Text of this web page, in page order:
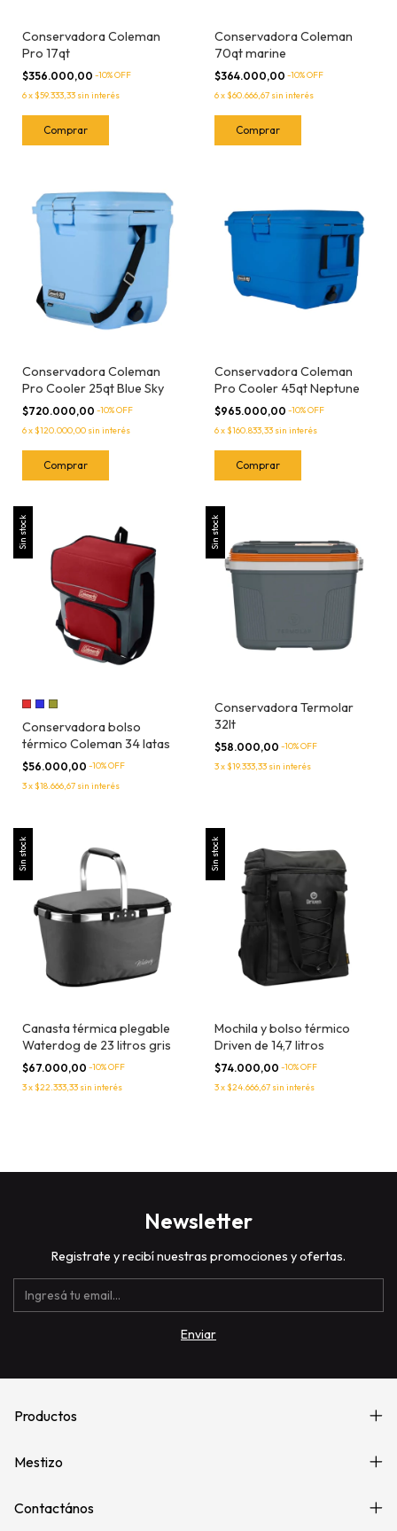
Conservadora Coleman
Pro 17qt
$356.000,00 -10% OFF
6x$59.333,33 sin interés
Conservadora Coleman
70qt marine
$364.000,00 -10% OFF
6x$60.666,67 sin interés
Conservadora Coleman
Pro Cooler 25qt Blue Sky
$720.000,00 -10% OFF
6x$120.000,00 sin interés
Conservadora Coleman
Pro Cooler 45qt Neptune
$965.000,00 -10% OFF
6x$160.833,33 sin interés
Sin stock
Conservadora bolso
térmico Coleman 34 latas
$56.000,00 -10% OFF
3x$18.666,67 sin interés
Sin stock
Conservadora Termolar
32lt
$58.000,00 -10% OFF
3x$19.333,33 sin interés
Sin stock
Canasta térmica plegable
Waterdog de 23 litros gris
$67.000,00 -10% OFF
3x$22.333,33 sin interés
Sin stock
Mochila y bolso térmico
Driven de 14,7 litros
$74.000,00 -10% OFF
3x$24.666,67 sin interés
Newsletter
Registrate y recibí nuestras promociones y ofertas.
Productos
Mestizo
Contactános